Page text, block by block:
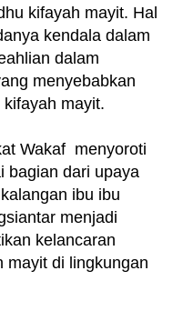
kifayah mayit. Hal
kendala dalam
dalam
menyebabkan
mayit.
Wakaf menyoroti
bagian dari upaya
ibu ibu
menjadi
kelancaran
mayit di lingkungan